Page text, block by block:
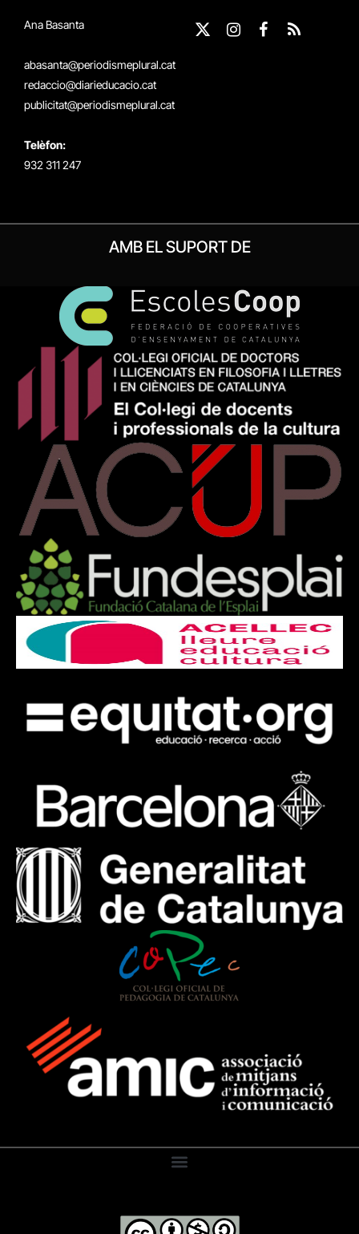
Ana Basanta
abasanta@periodismeplural.cat
redaccio@diarieducacio.cat
publicitat@periodismeplural.cat
Telèfon:
932 311 247
X
Instagram
Facebook
RSS
AMB EL SUPORT DE